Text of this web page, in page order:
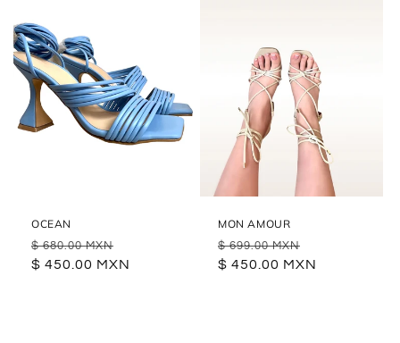
OCEAN
Precio
habitual
$ 680.00 MXN
de
$ 450.00 MXN
MON AMOUR
Precio
habitual
$ 699.00 MXN
de
$ 450.00 MXN